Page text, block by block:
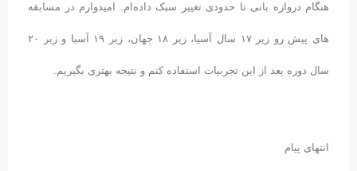
هنگام دروازه بانی تا حدودی تغییر سبک داده‌ام. امیدوارم در مسابقه
های پیش رو زیر ۱۷ سال آسیا، زیر ۱۸ جهان، زیر ۱۹ آسیا و زیر ۲۰
سال دوره بعد از این تجربیات استفاده کنم و نتیجه بهتری بگیریم.
انتهای پیام